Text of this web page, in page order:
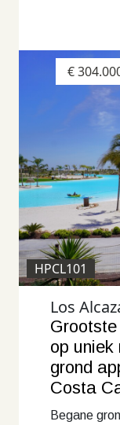
€
HPCL101
Los
op uniek
grond
Costa
Begane